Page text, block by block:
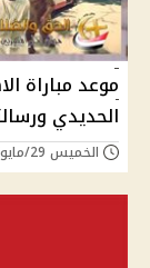
موعد مباراة
الحديدي
الخميس 29/مايو/2025 - 02:48 م